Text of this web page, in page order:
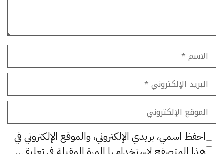
الاسم
البريد
الإلكتروني
الموقع
الإلكتروني
احفظ اسمي، بريدي الإلكتروني، والموقع الإلكتروني في